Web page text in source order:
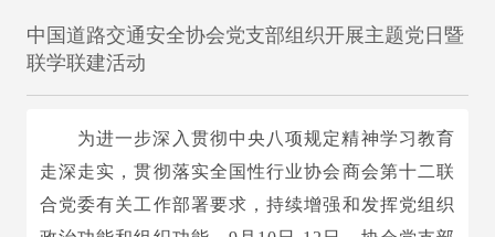
中国道路交通安全协会党支部组织开展主题党日暨
联学联建活动
为进一步深入贯彻中央八项规定精神学习教育
走深走实，贯彻落实全国性行业协会商会第十二联
合党委有关工作部署要求，持续增强和发挥党组织